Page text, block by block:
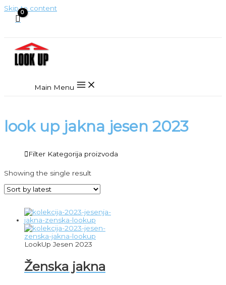
Skip to content
Main Menu
look up jakna jesen 2023
Filter Kategorija proizvoda
Showing the single result
LookUp Jesen 2023
Ženska jakna